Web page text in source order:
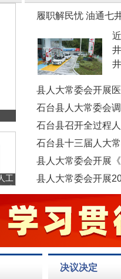
1 2
工
并
书
金
履职解民忧 油通
助推七井加油站建设
县人大常委会开展
研
石台县人大常委会
状况和环境保护目
石台县召开全过程
会议
石台县十三届人大
县人大常委会开展
法》执法检查审议
县人大常委会开展
他财政收支审计查
决议决定